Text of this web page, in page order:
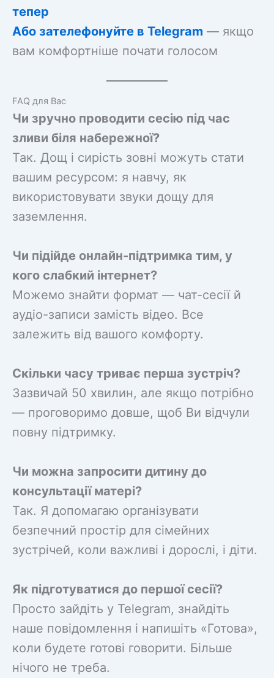
тепер
Або зателефонуйте в Telegram — якщо
вам комфортніше почати голосом
FAQ для Вас
Чи зручно проводити сесію під час
зливи біля набережної?
Так. Дощ і сирість зовні можуть стати
вашим ресурсом: я навчу, як
використовувати звуки дощу для
заземлення.
Чи підійде онлайн-підтримка тим, у
кого слабкий інтернет?
Можемо знайти формат — чат-сесії й
аудіо-записи замість відео. Все
залежить від вашого комфорту.
Скільки часу триває перша зустріч?
Зазвичай 50 хвилин, але якщо потрібно
— проговоримо довше, щоб Ви відчули
повну підтримку.
Чи можна запросити дитину до
консультації матері?
Так. Я допомагаю організувати
безпечний простір для сімейних
зустрічей, коли важливі і дорослі, і діти.
Як підготуватися до першої сесії?
Просто зайдіть у Telegram, знайдіть
наше повідомлення і напишіть «Готова»,
коли будете готові говорити. Більше
нічого не треба.